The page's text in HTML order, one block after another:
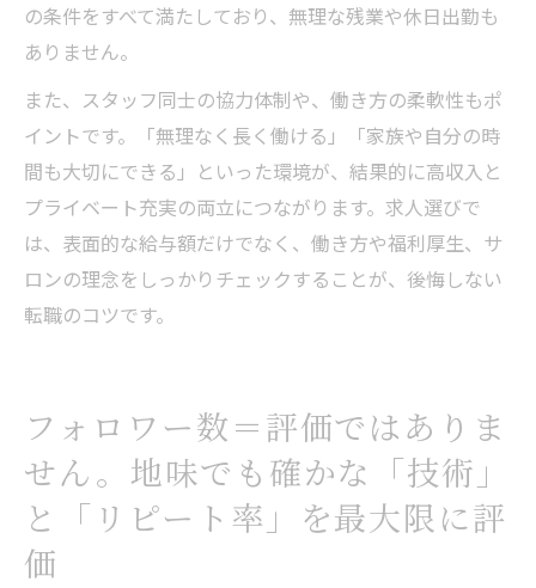
の条件をすべて満たしており、無理な残業や休日出勤も
ありません。
また、スタッフ同士の協力体制や、働き方の柔軟性もポ
イントです。「無理なく長く働ける」「家族や自分の時
間も大切にできる」といった環境が、結果的に高収入と
プライベート充実の両立につながります。求人選びで
は、表面的な給与額だけでなく、働き方や福利厚生、サ
ロンの理念をしっかりチェックすることが、後悔しない
転職のコツです。
フォロワー数＝評価ではありま
せん。地味でも確かな「技術」
と「リピート率」を最大限に評
価